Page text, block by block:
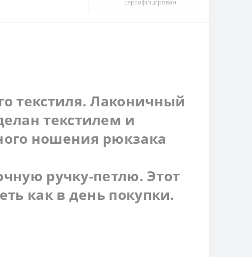
текстиля. Лаконичный
текстилем и
ношения рюкзака
ручку-петлю. Этот
как в день покупки.